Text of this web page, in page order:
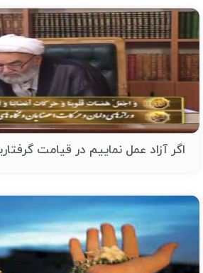
اگر آزاد عمل نماییم در قیامت